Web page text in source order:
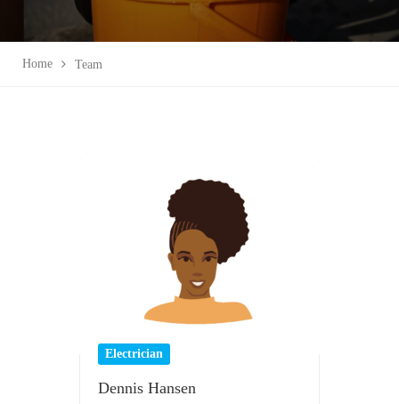
Home Team
Electrician
Dennis Hansen